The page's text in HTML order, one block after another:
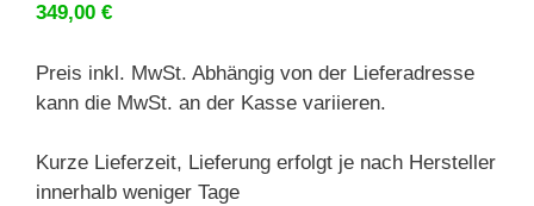
349,00 €
Preis inkl. MwSt. Abhängig von der Lieferadresse
kann die MwSt. an der Kasse variieren.
Kurze Lieferzeit, Lieferung erfolgt je nach Hersteller
innerhalb weniger Tage